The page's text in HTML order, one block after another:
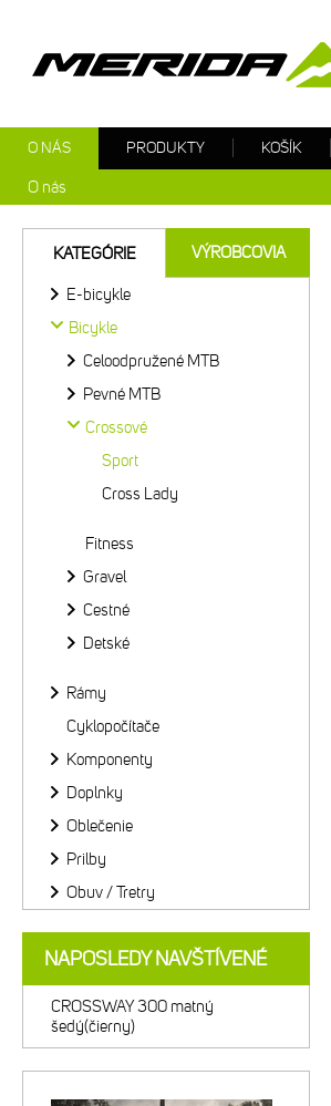
KATEGÓRIE VÝROBCOVIA
E-bicykle
Bicykle
Celoodpružené MTB
Pevné MTB
Crossové
Sport
Cross Lady
Fitness
Gravel
Cestné
Detské
Rámy
Cyklopočítače
Komponenty
Doplnky
Oblečenie
Prilby
Obuv / Tretry
NAPOSLEDY NAVŠTÍVENÉ
CROSSWAY 300 matný
šedý(čierny)
O NÁS
O nás
PRODUKTY KOŠÍK